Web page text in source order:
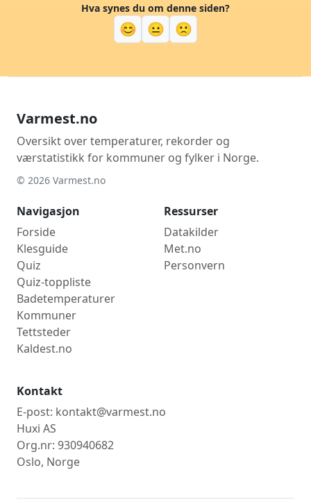
Hva synes du om denne siden?
😊 😐 🙁
Varmest.no
Oversikt over temperaturer, rekorder og
værstatistikk for kommuner og fylker i Norge.
© 2026 Varmest.no
Navigasjon
Forside
Klesguide
Quiz
Quiz-toppliste
Badetemperaturer
Kommuner
Tettsteder
Kaldest.no
Ressurser
Datakilder
Met.no
Personvern
Kontakt
E-post: kontakt@varmest.no
Huxi AS
Org.nr: 930940682
Oslo, Norge